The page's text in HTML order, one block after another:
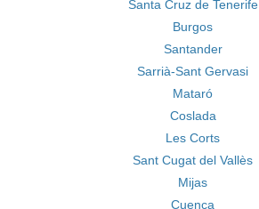
Santa Cruz de Tenerife
Burgos
Santander
Sarrià-Sant Gervasi
Mataró
Coslada
Les Corts
Sant Cugat del Vallès
Mijas
Cuenca